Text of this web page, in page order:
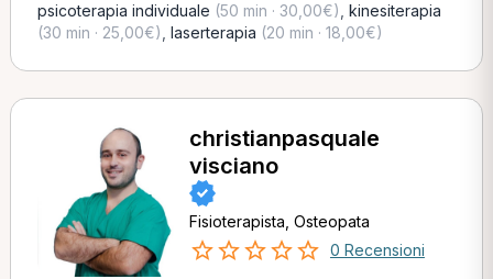
psicoterapia individuale (50 min · 30,00€) kinesiterapia
(30 min · 25,00€) laserterapia (20 min · 18,00€)
christianpasquale
visciano
Fisioterapista, Osteopata
0 Recensioni